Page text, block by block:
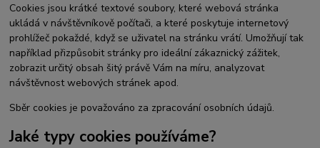
Cookies jsou krátké textové soubory, které webová stránka
ukládá v návštěvníkově počítači, a které poskytuje internetový
prohlížeč pokaždé, když se uživatel na stránku vrátí. Umožňují tak
například přizpůsobit stránky pro ideální zákaznický zážitek,
zobrazit určitý obsah šitý právě Vám na míru, analyzovat
návštěvnost webových stránek apod.
Sběr cookies je považováno za zpracování osobních údajů.
Jaké typy cookies používáme?